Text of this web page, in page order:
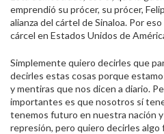
emprendió su prócer, su prócer,
alianza del cártel de Sinaloa. Por
cárcel en Estados Unidos de
Simplemente quiero decirles que
decirles estas cosas porque
y mentiras que nos dicen a diario.
importantes es que nosotros sí
tenemos futuro en nuestra nación
represión, pero quiero decirles algo